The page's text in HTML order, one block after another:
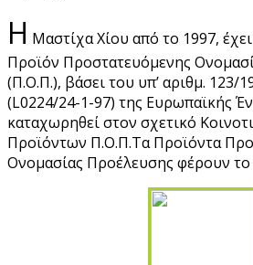
Η Μαστίχα Χίου από το 1997,
Προϊόν Προστατευόμενης
(Π.Ο.Π.), βάσει του υπ’ αριθμ. 123/
(L0224/24-1-97) της Ευρωπαϊκής
καταχωρηθεί στον σχετικό
Προϊόντων Π.Ο.Π.Τα Προϊόντα
Ονομασίας Προέλευσης φέρουν